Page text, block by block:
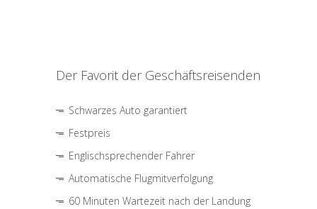
Der Favorit der Geschäftsreisenden
Schwarzes Auto garantiert
Festpreis
Englischsprechender Fahrer
Automatische Flugmitverfolgung
60 Minuten Wartezeit nach der Landung